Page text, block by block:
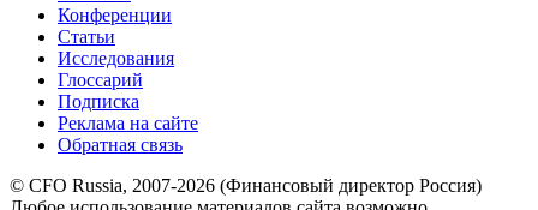
Конференции
Статьи
Исследования
Глоссарий
Подписка
Реклама на сайте
Обратная связь
© CFO Russia, 2007-2026 (Финансовый директор Россия)